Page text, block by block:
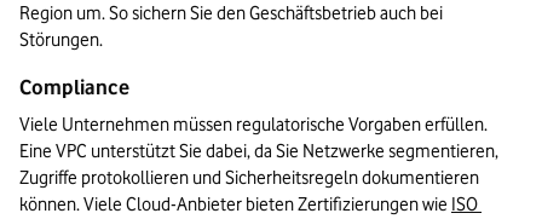
Region um. So sichern Sie den Geschäftsbetrieb auch bei
Störungen.
Compliance
Viele Unternehmen müssen regulatorische Vorgaben erfüllen.
Eine VPC unterstützt Sie dabei, da Sie Netzwerke segmentieren,
Zugriffe protokollieren und Sicherheitsregeln dokumentieren
können. Viele Cloud-Anbieter bieten Zertifizierungen wie ISO